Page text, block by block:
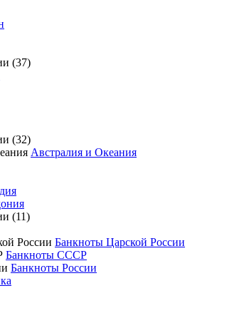
(37)
(32)
Австралия и Океания
(11)
Банкноты Царской России
Банкноты СССР
Банкноты России